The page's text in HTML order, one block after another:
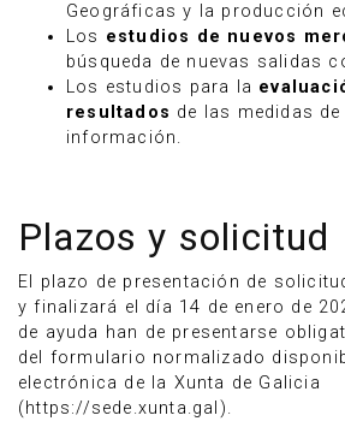
Geográficas y la producción
Los estudios de nuevos
búsqueda de nuevas salidas
Los estudios para la
resultados de las medidas
información.
Plazos y solicitud
El plazo de presentación de
y finalizará el día 14 de enero de
de ayuda han de presentarse
del formulario normalizado
electrónica de la Xunta de Galicia
(https://sede.xunta.gal).